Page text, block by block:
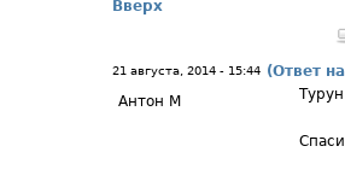
Вверх
21 августа, 2014 - 15:44 (Ответ
Антон М